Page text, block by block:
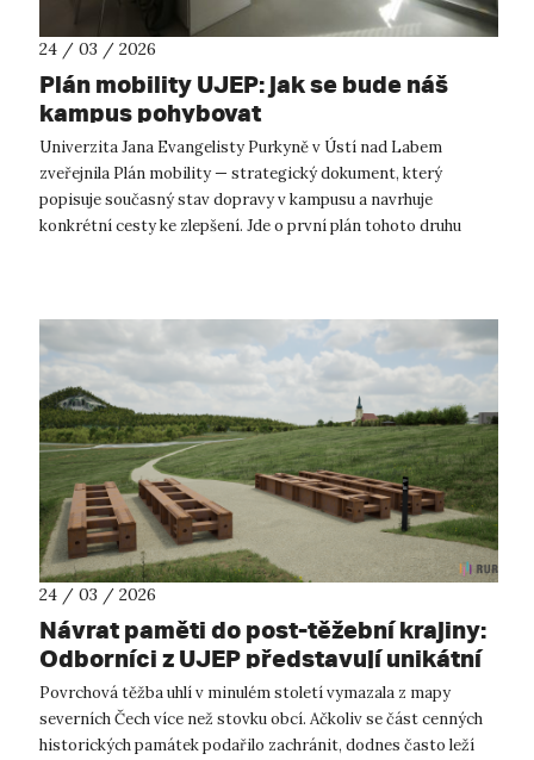
24 / 03 / 2026
Plán mobility UJEP: jak se bude náš
kampus pohybovat
Univerzita Jana Evangelisty Purkyně v Ústí nad Labem
zveřejnila Plán mobility — strategický dokument, který
popisuje současný stav dopravy v kampusu a navrhuje
konkrétní cesty ke zlepšení. Jde o první plán tohoto druhu
24 / 03 / 2026
Návrat paměti do post-těžební krajiny:
Odborníci z UJEP představují unikátní
vizualizace návratu zachráněných
památek ze zaniklých obcí
Povrchová těžba uhlí v minulém století vymazala z mapy
severních Čech více než stovku obcí. Ačkoliv se část cenných
historických památek podařilo zachránit, dodnes často leží